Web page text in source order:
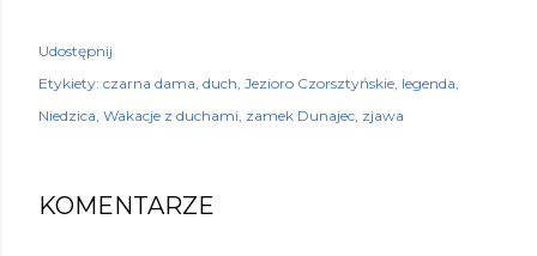
Udostępnij
Etykiety: czarna dama duch Jezioro Czorsztyńskie legenda
Niedzica Wakacje z duchami zamek Dunajec zjawa
KOMENTARZE